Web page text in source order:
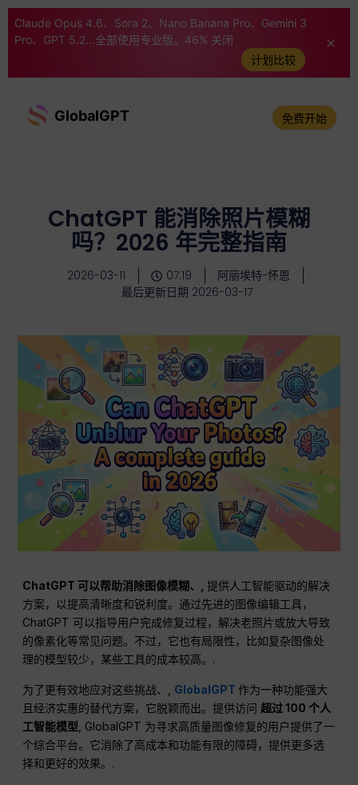
Claude Opus 4.6、Sora 2、Nano Banana Pro、Gemini 3
Pro、GPT 5.2...全部使用专业版。46% 关闭
计划比较
GlobalGPT 免费开始
ChatGPT 能消除照片模糊
吗？2026 年完整指南
2026-03-11 07:19
阿丽埃特-怀恩
最后更新日期 2026-03-17
ChatGPT 可以帮助消除图像模糊、,提供人工智能驱动的解决
方案，以提高清晰度和锐利度。通过先进的图像编辑工具，
ChatGPT 可以指导用户完成修复过程，解决老照片或放大导致
的像素化等常见问题。不过，它也有局限性，比如复杂图像处
理的模型较少，某些工具的成本较高。.
为了更有效地应对这些挑战、, GlobalGPT 作为一种功能强大
且经济实惠的替代方案，它脱颖而出。提供访问 超过 100 个人
工智能模型 , GlobalGPT 为寻求高质量图像修复的用户提供了一
个综合平台。它消除了高成本和功能有限的障碍，提供更多选
择和更好的效果。.